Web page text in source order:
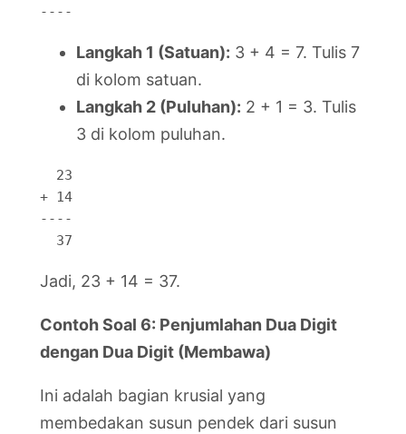
----
Langkah 1 (Satuan): 3 + 4 = 7. Tulis 7
di kolom satuan.
Langkah 2 (Puluhan): 2 + 1 = 3. Tulis
3 di kolom puluhan.
  23
+ 14
----
  37
Jadi, 23 + 14 = 37.
Contoh Soal 6: Penjumlahan Dua Digit
dengan Dua Digit (Membawa)
Ini adalah bagian krusial yang
membedakan susun pendek dari susun